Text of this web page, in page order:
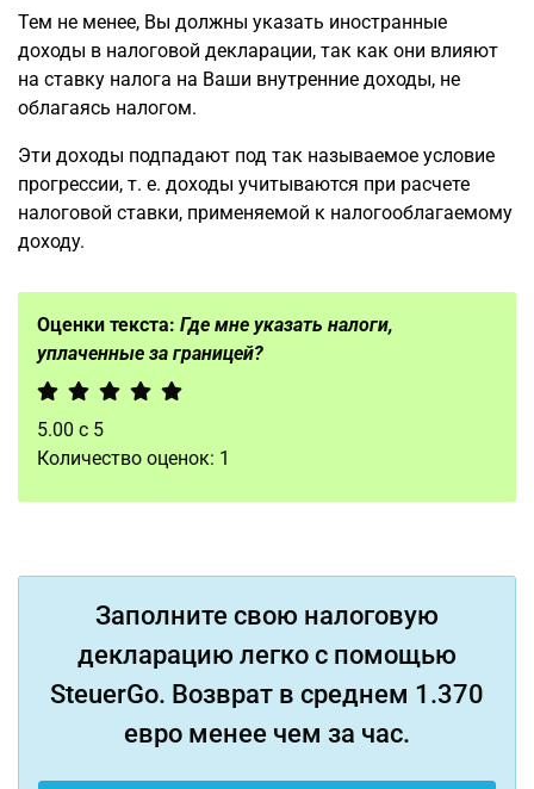
Тем не менее, Вы должны указать иностранные
доходы в налоговой декларации, так как они влияют
на ставку налога на Ваши внутренние доходы, не
облагаясь налогом.
Эти доходы подпадают под так называемое условие
прогрессии, т. е. доходы учитываются при расчете
налоговой ставки, применяемой к налогооблагаемому
доходу.
Оценки текста: Где мне указать налоги,
уплаченные за границей?
5.00 с 5
Количество оценок: 1
Заполните свою налоговую
декларацию легко с помощью
SteuerGo. Возврат в среднем 1.370
евро менее чем за час.